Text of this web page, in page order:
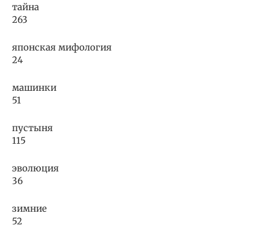
тайна
263
японская мифология
24
машинки
51
пустыня
115
эволюция
36
зимние
52